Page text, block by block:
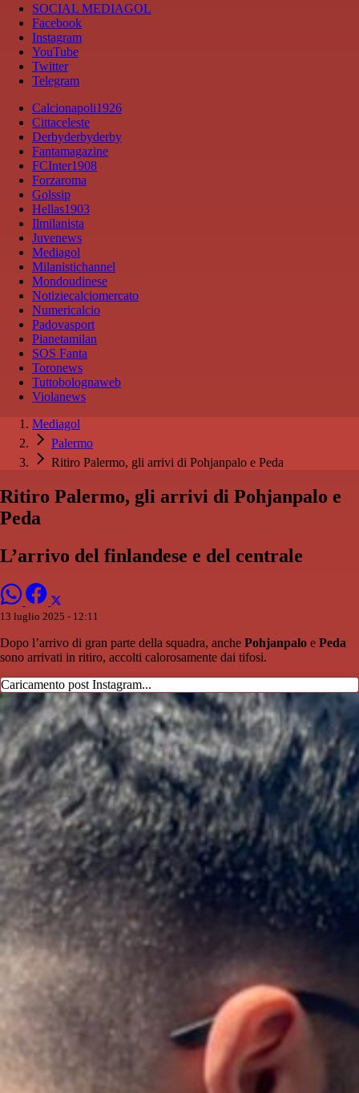
SOCIAL MEDIAGOL
Facebook
Instagram
YouTube
Twitter
Telegram
Calcionapoli1926
Cittaceleste
Derbyderbyderby
Fantamagazine
FCInter1908
Forzaroma
Golssip
Hellas1903
Ilmilanista
Juvenews
Mediagol
Milanistichannel
Mondoudinese
Notiziecalciomercato
Numericalcio
Padovasport
Pianetamilan
SOS Fanta
Toronews
Tuttobolognaweb
Violanews
Mediagol
Palermo
Ritiro Palermo, gli arrivi di Pohjanpalo e Peda
Ritiro Palermo, gli arrivi di Pohjanpalo e
Peda
L’arrivo del finlandese e del centrale
13 luglio 2025 - 12:11
Dopo l’arrivo di gran parte della squadra, anche Pohjanpalo e Peda
sono arrivati in ritiro, accolti calorosamente dai tifosi.
Caricamento post Instagram...